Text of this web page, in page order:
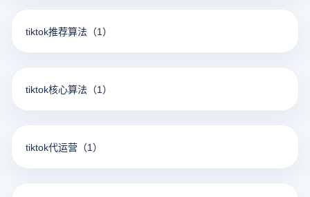
tiktok推荐算法 （1）
tiktok核心算法 （1）
tiktok代运营 （1）